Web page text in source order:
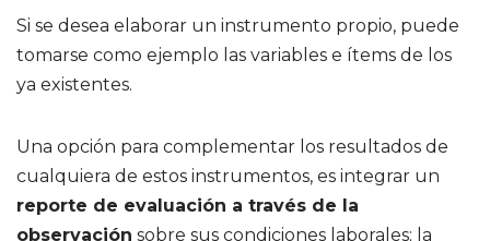
Si se desea elaborar un instrumento propio, puede
tomarse como ejemplo las variables e ítems de los
ya existentes.
Una opción para complementar los resultados de
cualquiera de estos instrumentos, es integrar un
reporte de evaluación a través de la
observación sobre sus condiciones laborales; la